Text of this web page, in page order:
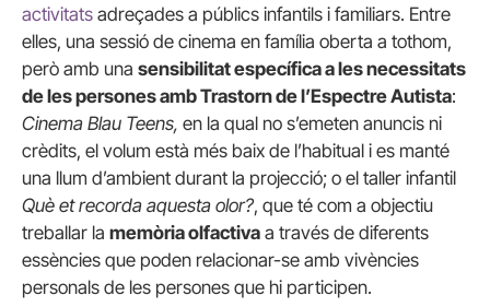
activitats adreçades a públics infantils i familiars. Entre
elles, una sessió de cinema en família oberta a tothom,
però amb una sensibilitat específica a les necessitats
de les persones amb Trastorn de l’Espectre Autista:
Cinema Blau Teens, en la qual no s’emeten anuncis ni
crèdits, el volum està més baix de l’habitual i es manté
una llum d’ambient durant la projecció; o el taller infantil
Què et recorda aquesta olor?, que té com a objectiu
treballar la memòria olfactiva a través de diferents
essències que poden relacionar-se amb vivències
personals de les persones que hi participen.